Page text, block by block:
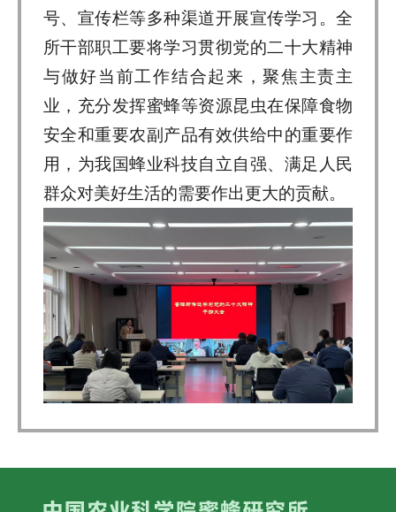
号、宣传栏等多种渠道开展宣传学习。全
所干部职工要将学习贯彻党的二十大精神
与做好当前工作结合起来，聚焦主责主
业，充分发挥蜜蜂等资源昆虫在保障食物
安全和重要农副产品有效供给中的重要作
用，为我国蜂业科技自立自强、满足人民
群众对美好生活的需要作出更大的贡献。